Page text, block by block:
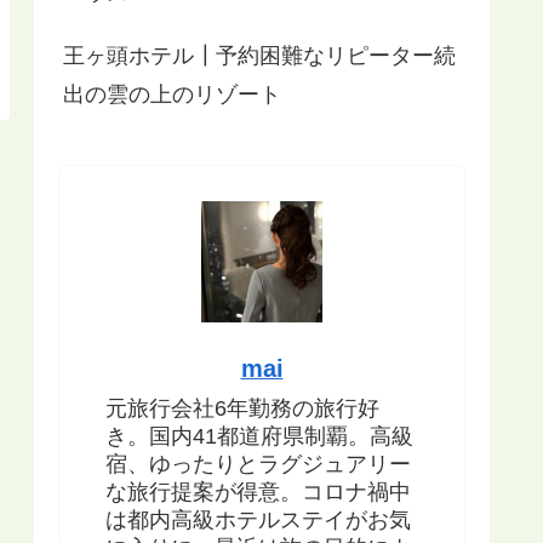
王ヶ頭ホテル┃予約困難なリピーター続
出の雲の上のリゾート
mai
元旅行会社6年勤務の旅行好
き。国内41都道府県制覇。高級
宿、ゆったりとラグジュアリー
な旅行提案が得意。コロナ禍中
は都内高級ホテルステイがお気